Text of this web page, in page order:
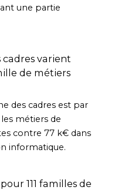
une partie
cadres varient
de métiers
des cadres est par
métiers de
contre 77 k€ dans
informatique.
111 familles de